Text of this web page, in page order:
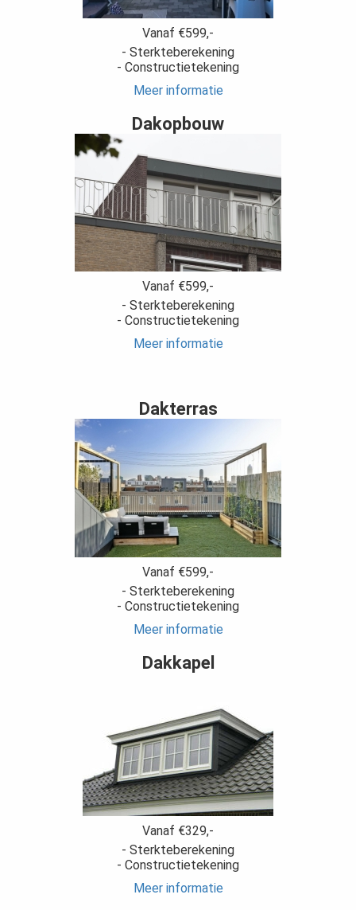
Vanaf €599,-
- Sterkteberekening
- Constructietekening
Meer informatie
Dakopbouw
Vanaf €599,-
- Sterkteberekening
- Constructietekening
Meer informatie
Dakterras
Vanaf €599,-
- Sterkteberekening
- Constructietekening
Meer informatie
Dakkapel
Vanaf €329,-
- Sterkteberekening
- Constructietekening
Meer informatie